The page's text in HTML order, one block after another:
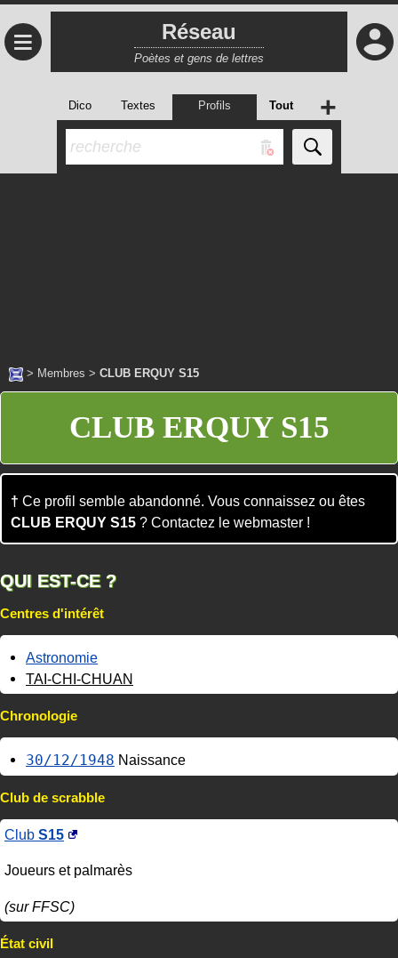
≡ Réseau
Poètes et gens de lettres
Dico Textes Profils Tout +
> Membres > CLUB ERQUY S15
CLUB ERQUY S15
† Ce profil semble abandonné. Vous connaissez ou êtes
CLUB ERQUY S15 ? Contactez le webmaster !
QUI EST-CE ?
Centres d'intérêt
Astronomie
TAI-CHI-CHUAN
Chronologie
30/12/1948 Naissance
Club de scrabble
Club S15
Joueurs et palmarès
(sur FFSC)
État civil